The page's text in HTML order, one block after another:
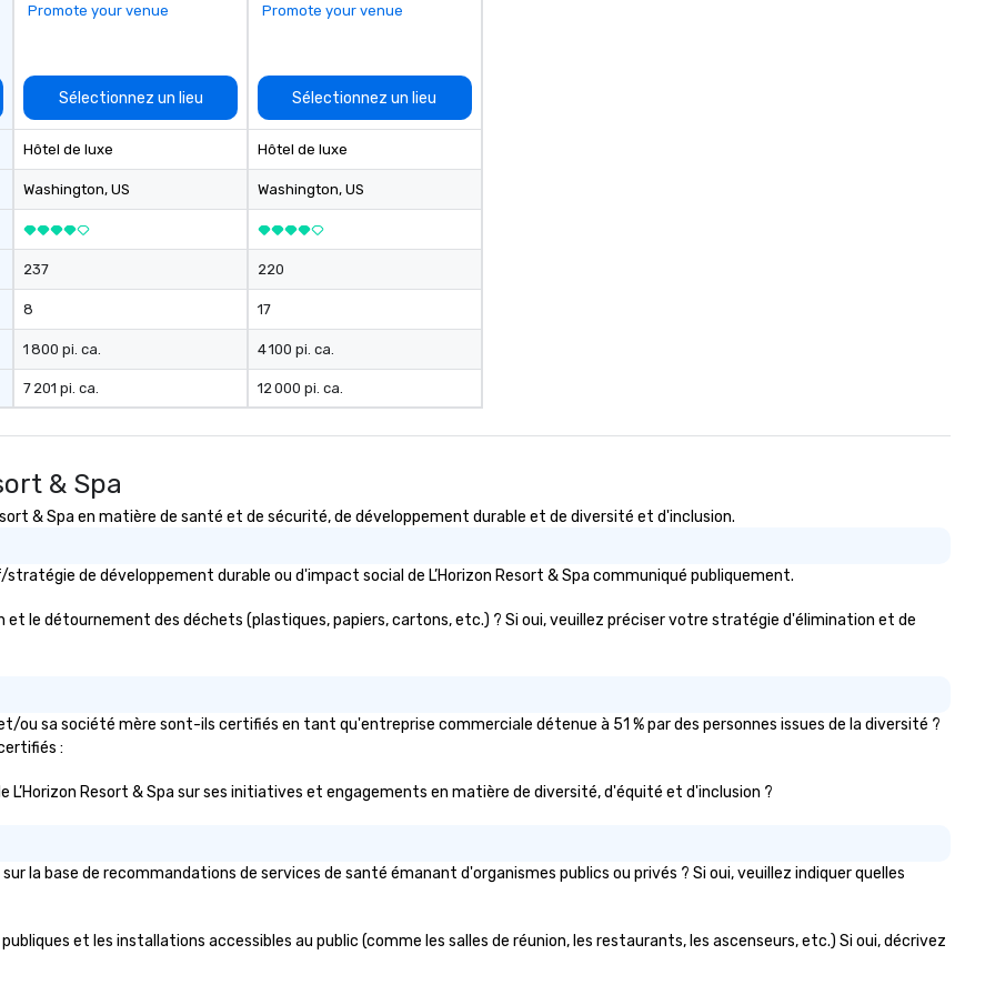
energy—where the music is
infectious enough to keep guests
Nouveau has decades of
weddings all over the planet! We
day! From setting the mood for
providing some sultry sounds for
party! Pop Nouveau will be there
every step of the way to make
breeze. We have many options
Promote your venue
Sélectionnez un lieu
Hôtel de luxe
Washington, US
237
8
1 800 pi. ca.
7 201 pi. ca.
Promote your venue
Sélectionnez un lieu
Hôtel de luxe
Washington, US
220
17
4 100 pi. ca.
12 000 pi. ca.
& Spa
& Spa en matière de santé et de sécurité, de développement durable et de diversité et d'inclusion.
de développement durable ou d'impact social de L’Horizon Resort & Spa communiqué publiquement.
et le détournement des déchets (plastiques, papiers, cartons, etc.) ? Si oui, veuillez préciser votre stratégie d'élimination et de
ou sa société mère sont-ils certifiés en tant qu'entreprise commerciale détenue à 51 % par des personnes issues de la diversité ?
:
L’Horizon Resort & Spa sur ses initiatives et engagements en matière de diversité, d'équité et d'inclusion ?
la base de recommandations de services de santé émanant d'organismes publics ou privés ? Si oui, veuillez indiquer quelles
et les installations accessibles au public (comme les salles de réunion, les restaurants, les ascenseurs, etc.) Si oui, décrivez